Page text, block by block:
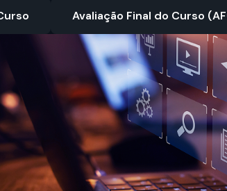
Avaliação Final do Curso